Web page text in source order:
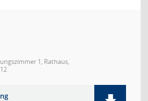
1, Rathaus,